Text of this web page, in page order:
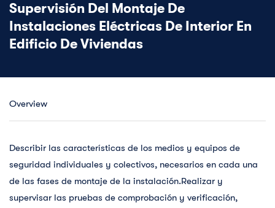
Supervisión Del Montaje De
Instalaciones Eléctricas De Interior En
Edificio De Viviendas
Overview
Describir las características de los medios y equipos de
seguridad individuales y colectivos, necesarios en cada una
de las fases de montaje de la instalación.Realizar y
supervisar las pruebas de comprobación y verificación,